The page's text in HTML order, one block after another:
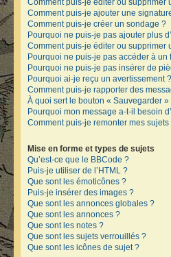
Comment puis-je éditer ou supprimer
Comment puis-je ajouter une
Comment puis-je créer un sondage ?
Pourquoi ne puis-je pas ajouter plus
Comment puis-je éditer ou supprimer
Pourquoi ne puis-je pas accéder à un
Pourquoi ne puis-je pas insérer de
Pourquoi ai-je reçu un avertissement ?
Comment puis-je rapporter des
À quoi sert le bouton « Sauvegarder
Pourquoi mon message a-t-il besoin
Comment puis-je remonter mes sujets
Mise en forme et types de sujets
Qu’est-ce que le BBCode ?
Puis-je utiliser de l’HTML ?
Que sont les émoticônes ?
Puis-je insérer des images ?
Que sont les annonces globales ?
Que sont les annonces ?
Que sont les notes ?
Que sont les sujets verrouillés ?
Que sont les icônes de sujet ?